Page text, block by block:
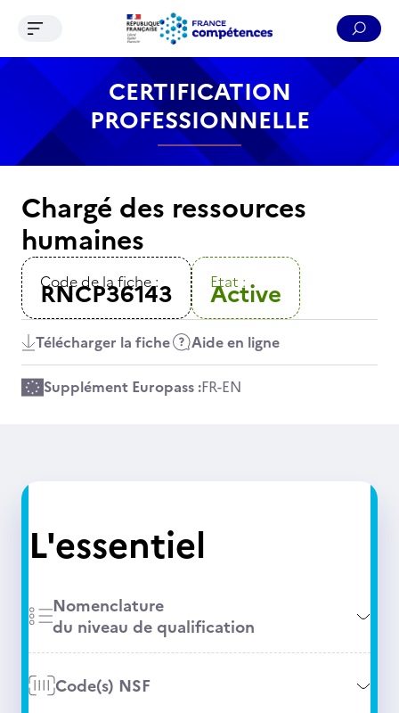
Contenu Recherche Menu Pied de page
Ouvrir le menu de navigation
CERTIFICATION
PROFESSIONNELLE
Chargé des ressources
humaines
Code de la fiche :
RNCP36143 Etat :
Active
Télécharger la fiche Aide en ligne
Supplément Europass :FR-EN
L'essentiel
Nomenclature
du niveau de qualification
Code(s) NSF